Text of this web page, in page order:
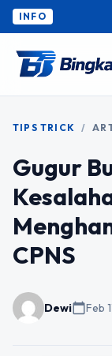
INFO
TIPS TRICK /
Gugur
CPNS
Dewicalendar_todayFeb